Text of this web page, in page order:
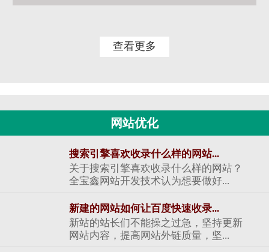
查看更多
网站优化
搜索引擎喜欢收录什么样的网站...
关于搜索引擎喜欢收录什么样的网站？
全宝鑫网站开发技术认为想要做好...
新建的网站如何让百度快速收录...
新站的站长们不能操之过急，坚持更新
网站内容，提高网站外链质量，坚...